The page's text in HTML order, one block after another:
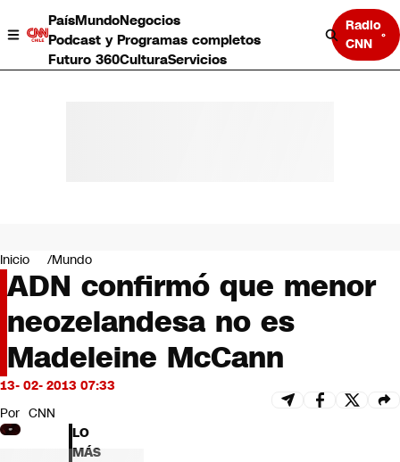
PaísMundoNegocios
Podcast y Programas completos
Futuro 360CulturaServicios
Radio
CNN
Negocios
Deportes
Programas completos
Cultura
Servicios
Bits
CNN tiempo
Futuro 360
Opinión
Inicio Mundo
ADN confirmó que menor
neozelandesa no es
Madeleine McCann
13- 02- 2013 07:33
Por CNN
LO
MÁS